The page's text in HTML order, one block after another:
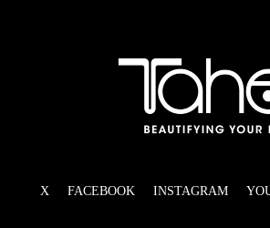
X FACEBOOK INSTAGRAM